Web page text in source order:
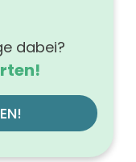
dabei?